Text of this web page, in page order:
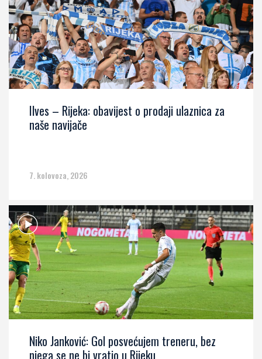
Ilves – Rijeka: obavijest o prodaji ulaznica za
naše navijače
7. kolovoza, 2026
Niko Janković: Gol posvećujem treneru, bez
njega se ne bi vratio u Rijeku